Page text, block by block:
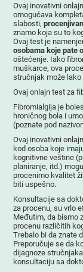
Ovaj inovativni
omogućava
slabosti,
znamo koja su to
Ovaj test je
osobama koje pate
oštećenje. Iako
muškarce, ova
stručnjak može
Ovaj onlajn test za
Fibromialgija je
hroničnog bola i
(poznate pod
Ovaj inovativni
kod osoba koje
kognitivne veštine
planiranje, itd.)
procenimo kvalitet
biti uspešno.
Konsultacije sa
za procenu, su vrlo
Međutim, da bismo
procenu različitih
Trebalo bi da znate
Preporučuje se da
dijagnoze
konsultaciju sa